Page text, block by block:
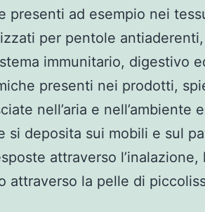
presenti ad esempio nei
per pentole
immunitario, digestivo
presenti nei prodotti,
nell’aria e nell’ambiente
si deposita sui mobili e sul
attraverso l’inalazione,
attraverso la pelle di